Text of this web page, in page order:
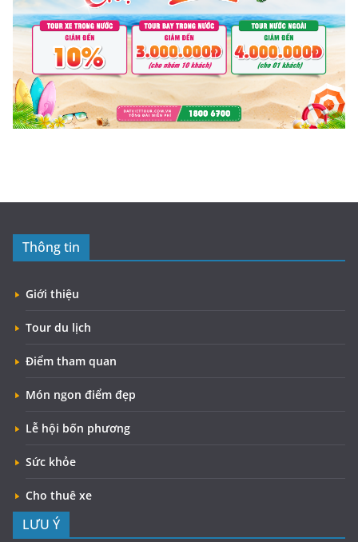
Thông tin
Giới thiệu
Tour du lịch
Điểm tham quan
Món ngon điểm đẹp
Lễ hội bốn phương
Sức khỏe
Cho thuê xe
LƯU Ý